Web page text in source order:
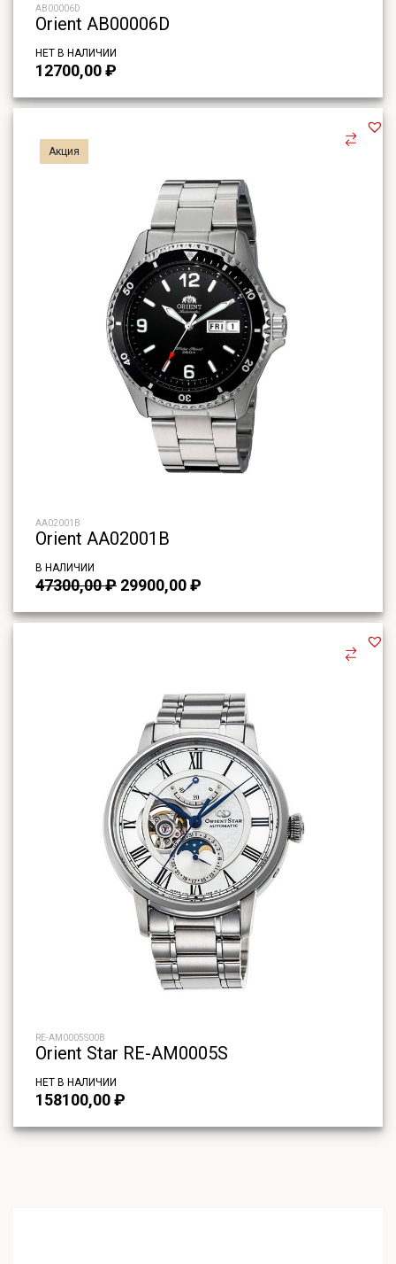
AB00006D
Orient AB00006D
НЕТ В НАЛИЧИИ
12700,00₽
Акция
AA02001B
Orient AA02001B
В НАЛИЧИИ
47300,00₽ Первоначальная
составляла
29900,00₽
29900,00 ₽.
RE-AM0005S00B
Orient Star RE-AM0005S
НЕТ В НАЛИЧИИ
158100,00₽